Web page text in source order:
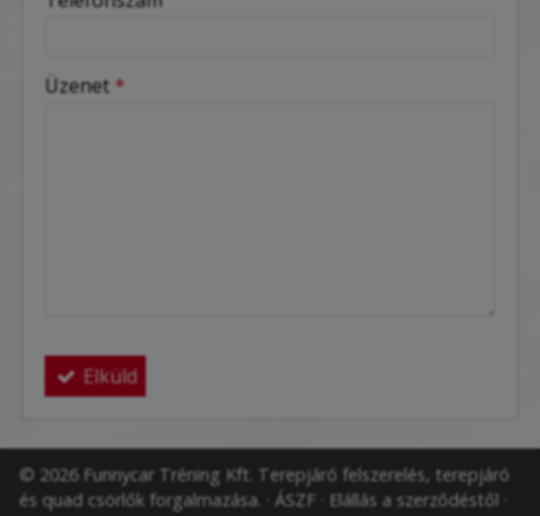
Üzenet *
Elküld
© 2026 Funnycar Tréning Kft. Terepjáró felszerelés, terepjáró
és quad csörlők forgalmazása.
ÁSZF
Elállás a szerződéstől